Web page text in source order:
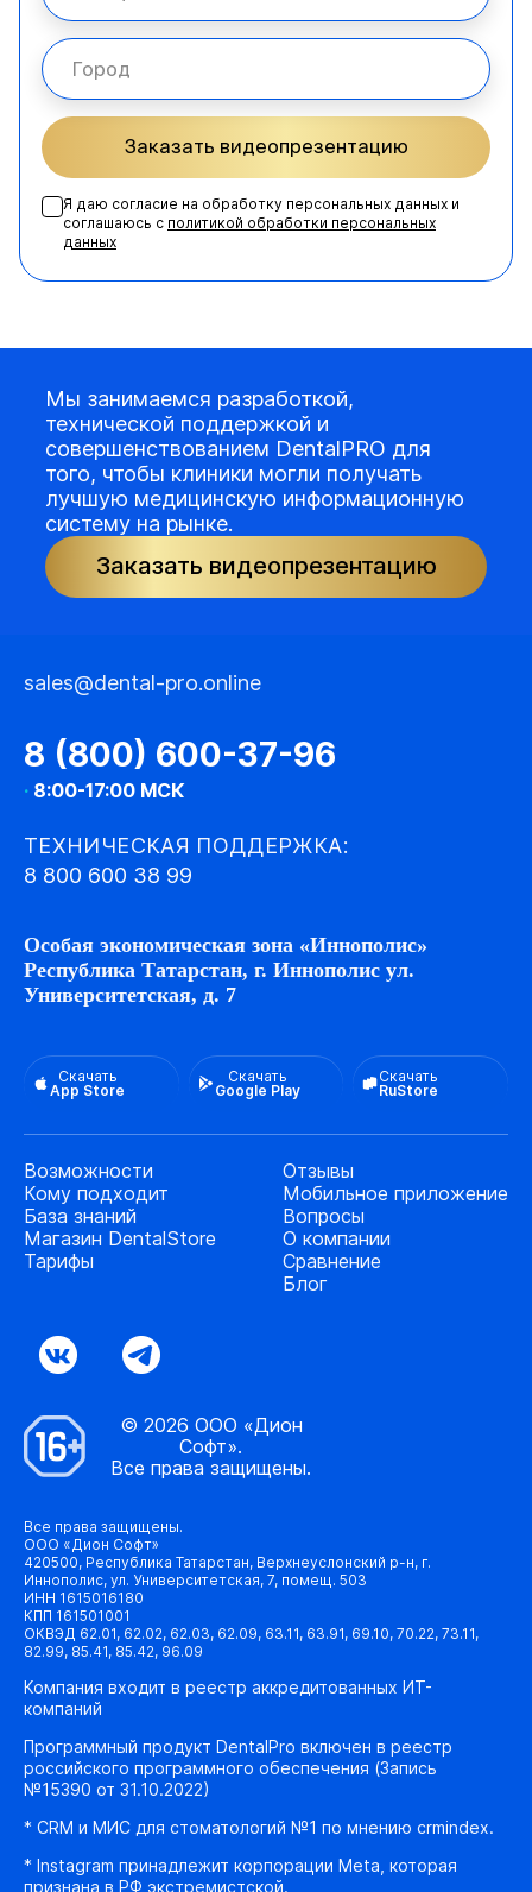
Заказать видеопрезентацию
Я даю согласие на обработку персональных данных и
соглашаюсь с политикой обработки персональных
данных
Мы занимаемся разработкой,
технической поддержкой и
совершенствованием DentalPRO для
того, чтобы клиники могли получать
лучшую медицинскую информационную
систему на рынке.
Заказать видеопрезентацию
sales@dental-pro.online
8 (800) 600-37-96
· 8:00-17:00 МСК
ТЕХНИЧЕСКАЯ ПОДДЕРЖКА:
8 800 600 38 99
Особая экономическая зона «Иннополис»
Республика Татарстан, г. Иннополис ул.
Университетская, д. 7
Скачать
App Store
Скачать
Google Play
Скачать
RuStore
Возможности
Кому подходит
База знаний
Магазин DentalStore
Тарифы
Отзывы
Мобильное приложение
Вопросы
О компании
Сравнение
Блог
© 2026 ООО «Дион
Софт».
Все права защищены.
Все права защищены.
ООО «Дион Софт»
420500, Республика Татарстан, Верхнеуслонский р-н, г.
Иннополис, ул. Университетская, 7, помещ. 503
ИНН 1615016180
КПП 161501001
ОКВЭД 62.01, 62.02, 62.03, 62.09, 63.11, 63.91, 69.10, 70.22, 73.11,
82.99, 85.41, 85.42, 96.09
Компания входит в реестр аккредитованных ИТ-
компаний
Программный продукт DentalPro включен в реестр
российского программного обеспечения (Запись
№15390 от 31.10.2022)
* CRM и МИС для стоматологий №1 по мнению crmindex.
* Instagram принадлежит корпорации Meta, которая
признана в РФ экстремистской.